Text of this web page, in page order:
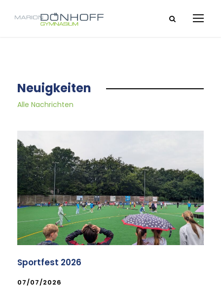
Neuigkeiten
Alle Nachrichten
Sportfest 2026
07/07/2026